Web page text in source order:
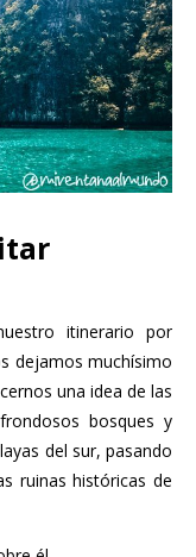
itinerario por
dejamos muchísimo
una idea de las
bosques y
del sur, pasando
ruinas históricas de